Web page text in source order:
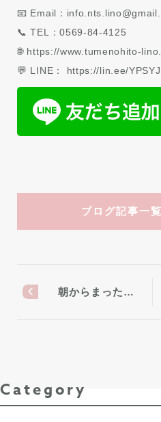
📧 Email：
📞 TEL：0569-84-4125
🌐 https://www.tumenohito-
💬 LINE： https://lin.ee/
ブログ記事一
朝からまった…
Category